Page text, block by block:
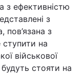
з ефективністю
з
з
на
військової
стояти на